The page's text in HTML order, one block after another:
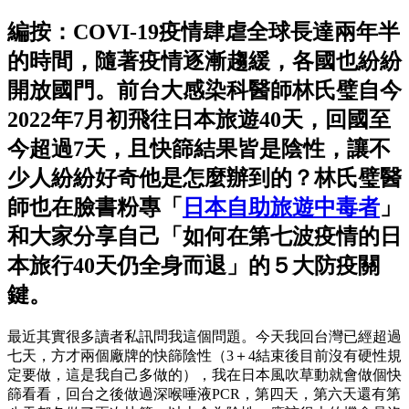
編按：COVI-19疫情肆虐全球長達兩年半
的時間，隨著疫情逐漸趨緩，各國也紛紛
開放國門。前台大感染科醫師林氏璧自今
2022年7月初飛往日本旅遊40天，回國至
今超過7天，且快篩結果皆是陰性，讓不
少人紛紛好奇他是怎麼辦到的？林氏璧醫
師也在臉書粉專「 日本自助旅遊中毒者 」
和大家分享自己「如何在第七波疫情的日
本旅行40天仍全身而退」的５大防疫關
鍵。
最近其實很多讀者私訊問我這個問題。今天我回台灣已經超過
七天，方才兩個廠牌的快篩陰性（3＋4結束後目前沒有硬性規
定要做，這是我自己多做的），我在日本風吹草動就會做個快
篩看看，回台之後做過深喉唾液PCR，第四天，第六天還有第